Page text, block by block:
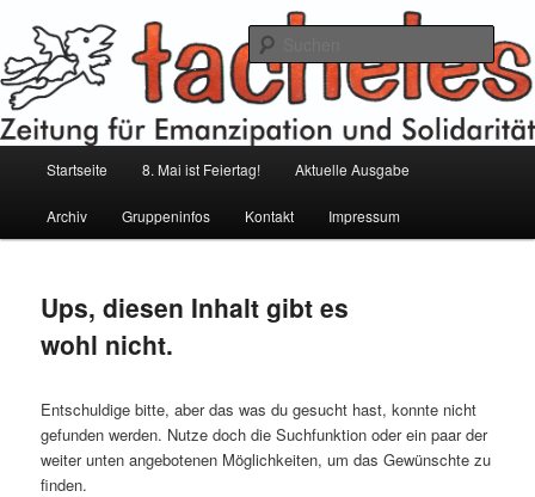
Inhalt
wechseln
sekundären
Inhalt
wechselntacheles – Zeitung für Emanzipation
und Solidarität
Startseite 8. Mai ist Feiertag! Aktuelle Ausgabe
Archiv Gruppeninfos Kontakt Impressum
Ups, diesen Inhalt gibt es
wohl nicht.
Entschuldige bitte, aber das was du gesucht hast, konnte nicht
gefunden werden. Nutze doch die Suchfunktion oder ein paar der
weiter unten angebotenen Möglichkeiten, um das Gewünschte zu
finden.